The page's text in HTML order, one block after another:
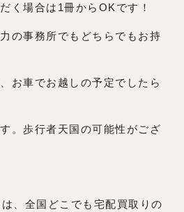
く場合は1冊からOKです！
の事務所でもどちらでもお持
お車でお越しの予定でしたら
。歩行者天国の可能性がござ
、全国どこでも宅配買取りの